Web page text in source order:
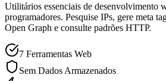
Utilitários essenciais de desenvolvimento
programadores. Pesquise IPs, gere meta
Open Graph e consulte padrões HTTP.
7 Ferramentas Web
Sem Dados Armazenados